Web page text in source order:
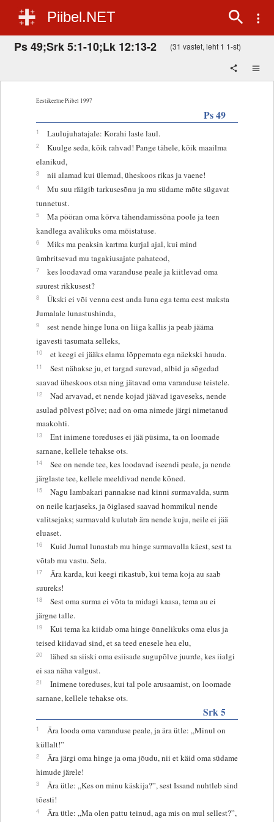
Piibel.NET
Ps 49;Srk 5:1-10;Lk 12:13-2 (31 vastet, leht 1 1-st)
Eestikeelne Piibel 1997
Ps 49
1 Laulujuhatajale: Korahi laste laul.
2
Kuulge seda, kõik rahvad! Pange tähele, kõik maailma
elanikud,
3 nii alamad kui ülemad, üheskoos rikas ja vaene!
4
Mu suu räägib tarkusesõnu ja mu südame mõte sügavat
tunnetust.
5
Ma pööran oma kõrva tähendamissõna poole ja teen
kandlega avalikuks oma mõistatuse.
6
Miks ma peaksin kartma kurjal ajal, kui mind
ümbritsevad mu tagakiusajate pahateod,
7
kes loodavad oma varanduse peale ja kiitlevad oma
suurest rikkusest?
8
Ükski ei või venna eest anda luna ega tema eest maksta
Jumalale lunastushinda,
9
sest nende hinge luna on liiga kallis ja peab jääma
igavesti tasumata selleks,
10 et keegi ei jääks elama lõppemata ega näekski hauda.
11
Sest nähakse ju, et targad surevad, albid ja sõgedad
saavad üheskoos otsa ning jätavad oma varanduse teistele.
12
Nad arvavad, et nende kojad jäävad igaveseks, nende
asulad põlvest põlve; nad on oma nimede järgi nimetanud
maakohti.
13
Ent inimene toreduses ei jää püsima, ta on loomade
sarnane, kellele tehakse ots.
14
See on nende tee, kes loodavad iseendi peale, ja nende
järglaste tee, kellele meeldivad nende kõned.
15
Nagu lambakari pannakse nad kinni surmavalda, surm
on neile karjaseks, ja õiglased saavad hommikul nende
valitsejaks; surmavald kulutab ära nende kuju, neile ei jää
eluaset.
16
Kuid Jumal lunastab mu hinge surmavalla käest, sest ta
võtab mu vastu. Sela.
17
Ära karda, kui keegi rikastub, kui tema koja au saab
suureks!
18
Sest oma surma ei võta ta midagi kaasa, tema au ei
järgne talle.
19
Kui tema ka kiidab oma hinge õnnelikuks oma elus ja
teised kiidavad sind, et sa teed enesele hea elu,
20
lähed sa siiski oma esiisade sugupõlve juurde, kes iialgi
ei saa näha valgust.
21
Inimene toreduses, kui tal pole arusaamist, on loomade
sarnane, kellele tehakse ots.
Srk 5
1
Ära looda oma varanduse peale, ja ära ütle: „Minul on
küllalt!”
2
Ära järgi oma hinge ja oma jõudu, nii et käid oma südame
himude järele!
3
Ära ütle: „Kes on minu käskija?”, sest Issand nuhtleb sind
tõesti!
4
Ära ütle: „Ma olen pattu teinud, aga mis on mul sellest?”,